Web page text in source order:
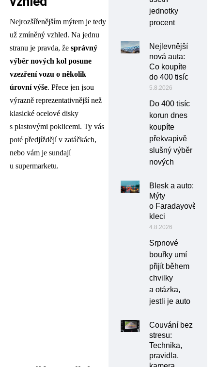
Nejrozšířenějším mýtem je tedy
už zmíněný vzhled. Na jednu
stranu je pravda, že správný
výběr nových kol posune
vzezření vozu o několik
úrovní výše. Přece jen jsou
výrazně reprezentativnější než
klasické ocelové disky
s plastovými poklicemi. Ty vás
poté předjíždějí v zatáčkách,
nebo vám je sundají
u supermarketu.
jednotky
procent
Nejlevnější
nová auta:
Co koupíte
do 400 tisíc
5.8.2026
Do 400 tisíc
korun dnes
koupíte
překvapivě
slušný výběr
nových
Blesk a auto:
Mýty
o Faradayově
kleci
4.8.2026
Srpnové
bouřky umí
přijít během
chvilky
a otázka,
jestli je auto
Couvání bez
stresu:
Technika,
pravidla,